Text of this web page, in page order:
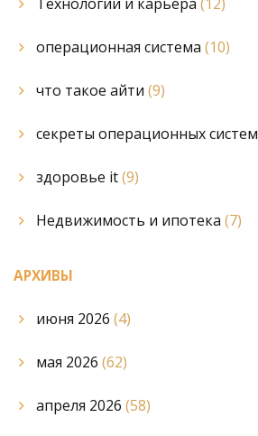
операционная система (10)
что такое айти (9)
секреты операционных систем
здоровье it(9)
Недвижимость и ипотека (7)
АРХИВЫ
июня 2026 (4)
мая 2026 (62)
апреля 2026 (58)